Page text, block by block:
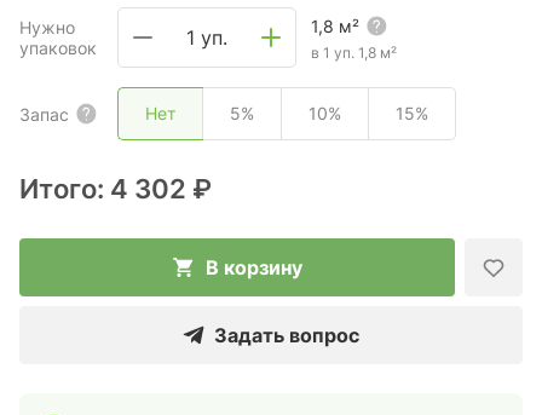
Нужно
упаковок
1 уп. 1,8 м²
в 1 уп. 1,8 м²
Запас Нет 5% 10% 15%
Итого: 4 302 ₽
В корзину
Задать вопрос